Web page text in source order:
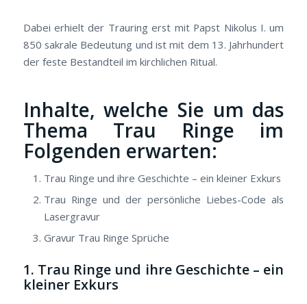
Dabei erhielt der Trauring erst mit Papst Nikolus I. um
850 sakrale Bedeutung und ist mit dem 13. Jahrhundert
der feste Bestandteil im kirchlichen Ritual.
Inhalte, welche Sie um das
Thema Trau Ringe im
Folgenden erwarten:
Trau Ringe und ihre Geschichte – ein kleiner Exkurs
Trau Ringe und der persönliche Liebes-Code als
Lasergravur
Gravur Trau Ringe Sprüche
1. Trau Ringe und ihre Geschichte – ein
kleiner Exkurs